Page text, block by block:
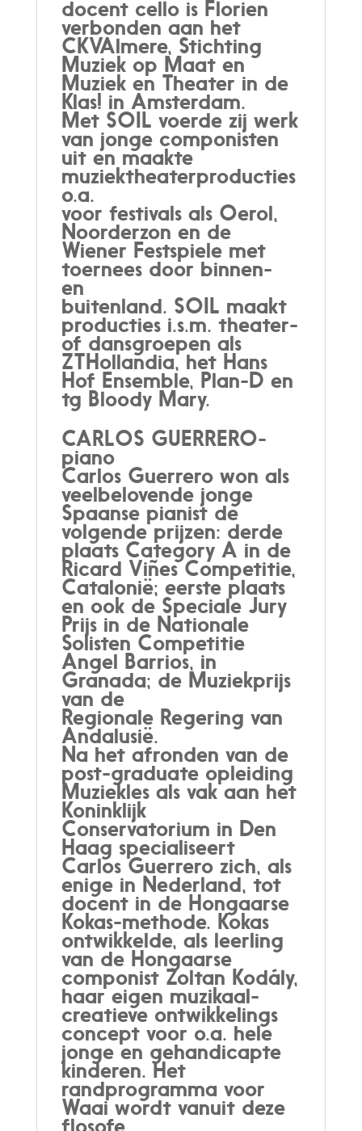
docent cello is Florien
verbonden aan het
CKVAlmere, Stichting
Muziek op Maat en
Muziek en Theater in de
Klas! in Amsterdam.
Met SOIL voerde zij werk
van jonge componisten
uit en maakte
muziektheaterproducties
o.a.
voor festivals als Oerol,
Noorderzon en de
Wiener Festspiele met
toernees door binnen-
en
buitenland. SOIL maakt
producties i.s.m. theater-
of dansgroepen als
ZTHollandia, het Hans
Hof Ensemble, Plan-D en
tg Bloody Mary.
CARLOS GUERRERO-
piano
Carlos Guerrero won als
veelbelovende jonge
Spaanse pianist de
volgende prijzen: derde
plaats Category A in de
Ricard Viñes Competitie,
Catalonië; eerste plaats
en ook de Speciale Jury
Prijs in de Nationale
Solisten Competitie
Angel Barrios, in
Granada; de Muziekprijs
van de
Regionale Regering van
Andalusië.
Na het afronden van de
post-graduate opleiding
Muziekles als vak aan het
Koninklijk
Conservatorium in Den
Haag specialiseert
Carlos Guerrero zich, als
enige in Nederland, tot
docent in de Hongaarse
Kokas-methode. Kokas
ontwikkelde, als leerling
van de Hongaarse
componist Zoltan Kodály,
haar eigen muzikaal-
creatieve ontwikkelings
concept voor o.a. hele
jonge en gehandicapte
kinderen. Het
randprogramma voor
Waai wordt vanuit deze
flosofe